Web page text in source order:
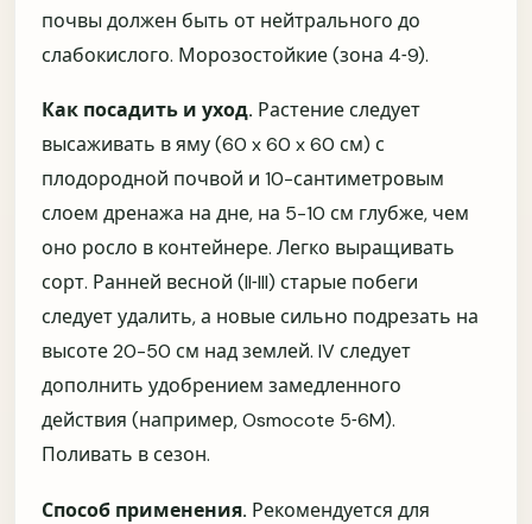
почвы должен быть от нейтрального до
слабокислого. Морозостойкие (зона 4˗9).
Как посадить и уход. Растение следует
высаживать в яму (60 x 60 x 60 см) с
плодородной почвой и 10-сантиметровым
слоем дренажа на дне, на 5-10 см глубже, чем
оно росло в контейнере. Легко выращивать
сорт. Ранней весной (II˗III) старые побеги
следует удалить, а новые сильно подрезать на
высоте 20-50 см над землей. IV следует
дополнить удобрением замедленного
действия (например, Osmocote 5˗6M).
Поливать в сезон.
Способ применения. Рекомендуется для
получении?
Среднее Были вопросы
Полученные растения соответствовали
ожиданиям?
Да Скорее да
Не совсем Нет
получения?